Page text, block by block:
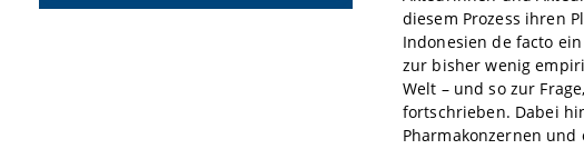
diesem Prozess ihren
Indonesien de facto
zur bisher wenig
Welt – und so zur
fortschrieben. Dabei
Pharmakonzernen und